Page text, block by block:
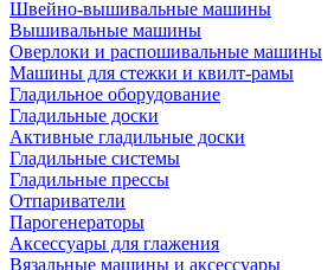
Швейно-вышивальные машины
Вышивальные машины
Оверлоки и распошивальные машины
Машины для стежки и квилт-рамы
Гладильное оборудование
Гладильные доски
Активные гладильные доски
Гладильные системы
Гладильные прессы
Отпариватели
Парогенераторы
Аксессуары для глажения
Вязальные машины и аксессуары